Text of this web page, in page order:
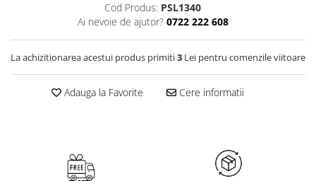
Cod Produs: PSL1340
Ai nevoie de ajutor? 0722 222 608
La achizitionarea acestui produs primiti3 Lei pentru comenzile viitoare
Adauga la Favorite Cere informatii